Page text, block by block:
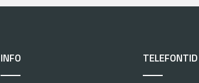
INFO TELEFONTID